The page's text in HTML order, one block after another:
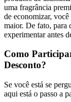
uma fragrância
de economizar,
maior. De fato, para
experimentar antes
Como
Desconto?
Se você está se
aqui está o passo a